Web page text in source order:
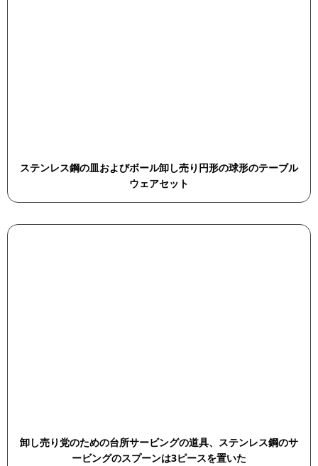
ステンレス鋼の皿およびボール卸し売り円形の球形のテーブル
ウェアセット
卸し売り党のための台所サービングの道具、ステンレス鋼のサ
ービングのスプーンは3ピースを置いた